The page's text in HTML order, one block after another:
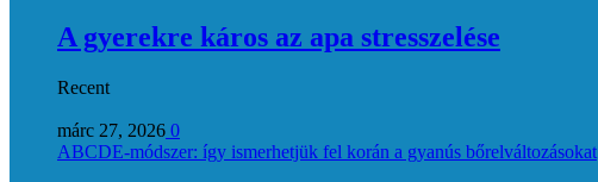
A gyerekre káros az apa stresszelése
Recent
márc 27, 2026 0
ABCDE‑módszer: így ismerhetjük fel korán a gyanús bőrelváltozásokat